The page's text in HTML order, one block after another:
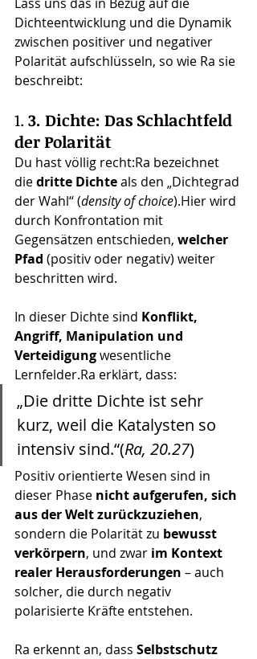
Dichteentwicklung und die Dynamik
zwischen positiver und negativer
Polarität aufschlüsseln, so wie Ra sie
beschreibt:
1. 3. Dichte: Das Schlachtfeld
der Polarität
Du hast völlig recht:Ra bezeichnet
die dritte Dichte als den „Dichtegrad
der Wahl“ (density of choice).Hier wird
durch Konfrontation mit
Gegensätzen entschieden, welcher
Pfad (positiv oder negativ) weiter
beschritten wird.
In dieser Dichte sind Konflikt,
Angriff, Manipulation und
Verteidigung wesentliche
Lernfelder.Ra erklärt, dass:
„Die dritte Dichte ist sehr
kurz, weil die Katalysten so
intensiv sind.“(Ra, 20.27)
Positiv orientierte Wesen sind in
dieser Phase nicht aufgerufen, sich
aus der Welt zurückzuziehen,
sondern die Polarität zu bewusst
verkörpern, und zwar im Kontext
realer Herausforderungen – auch
solcher, die durch negativ
polarisierte Kräfte entstehen.
Ra erkennt an, dass Selbstschutz